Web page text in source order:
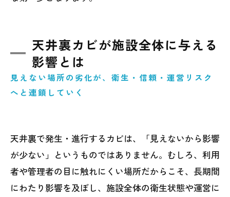
天井裏カビが施設全体に与える
影響とは
見えない場所の劣化が、衛生・信頼・運営リスク
へと連鎖していく
天井裏で発生・進行するカビは、「見えないから影響
が少ない」というものではありません。むしろ、利用
者や管理者の目に触れにくい場所だからこそ、長期間
にわたり影響を及ぼし、施設全体の衛生状態や運営に